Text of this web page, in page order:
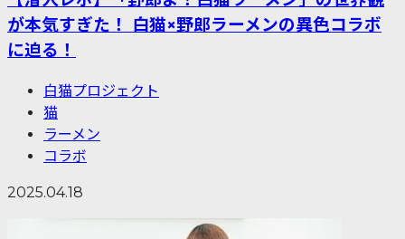
が本気すぎた！ 白猫×野郎ラーメンの異色コラボ
に迫る！
白猫プロジェクト
猫
ラーメン
コラボ
2025.04.18